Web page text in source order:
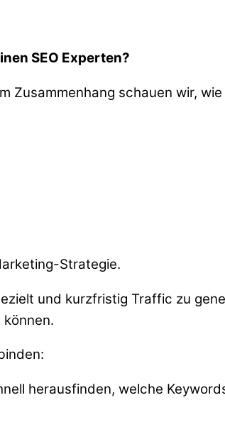
SEO Experten?
Zusammenhang schauen wir,
Strategie.
und kurzfristig Traffic zu
herausfinden, welche